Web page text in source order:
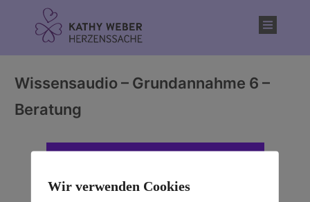
Wissensaudio – Grundannahme 6 –
Beratung
Wir verwenden Cookies